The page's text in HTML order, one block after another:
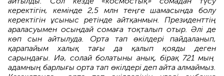
керектігін, кемінде 2,5 млн теңге шамасы­нда болу
керектігін ұсыныс ретінде айтқанмын. Президенттің
арала­суымен осындай сомаға тоқталып отыр. Әлі де
көп сын айтылуда. Орта тап өкілдері пайдаланып,
қарапайым халық тағы да қалып қояды деген
сарындағы. Иә, солай болатыны анық, бірақ 721 мың
адамның барлығы орта тап өкілдері деп айта алмаймыз­.